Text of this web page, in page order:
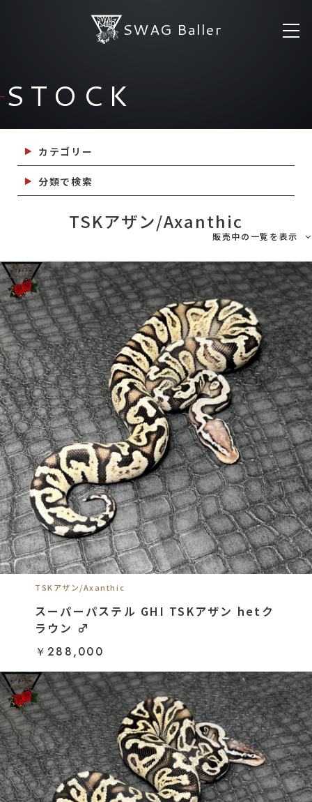
SWAG Baller
STOCK
カテゴリー
分類で検索
TSKアザン/Axanthic
販売中の一覧を表示
TSKアザン/Axanthic
スーパーパステル GHI TSKアザン hetク
ラウン ♂
￥288,000